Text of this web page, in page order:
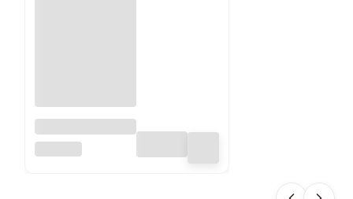
ogrodowa LED
SOLARNA 600 lm